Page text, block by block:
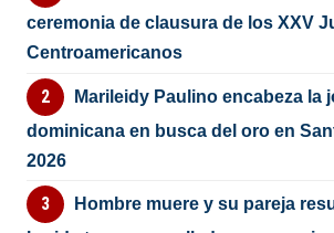
ceremonia de clausura de los XXV
Centroamericanos
Marileidy Paulino encabeza la
dominicana en busca del oro en
2026
Hombre muere y su pareja